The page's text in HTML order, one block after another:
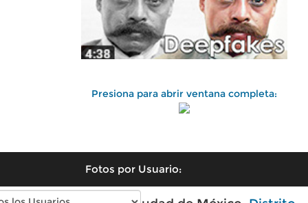
Presiona para abrir ventana completa:
Fotos por Usuario: